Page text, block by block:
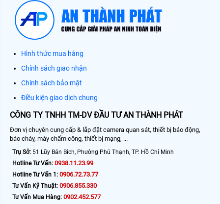
Hình thức mua hàng
Chính sách giao nhận
Chính sách bảo mật
Điều kiện giao dịch chung
CÔNG TY TNHH TM-DV ĐẦU TƯ AN THÀNH PHÁT
Đơn vị chuyên cung cấp & lắp đặt camera quan sát, thiết bị báo động,
báo cháy, máy chấm công, thiết bị mạng, ...
Trụ Sở: 51 Lũy Bán Bích, Phường Phú Thạnh, TP. Hồ Chí Minh
Hotline Tư Vấn: 0938.11.23.99
Hotline Tư Vấn 1: 0906.72.73.77
Tư Vấn Kỹ Thuật: 0906.855.330
Tư Vấn Mua Hàng: 0902.452.577